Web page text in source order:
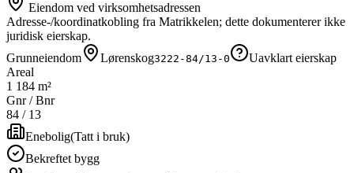
Eiendom ved virksomhetsadressen
Adresse-/koordinatkobling fra Matrikkelen; dette dokumenterer ikke
juridisk eierskap.
Grunneiendom
Lørenskog3222-84/13-0
Uavklart eierskap
Areal
1 184 m²
Gnr / Bnr
84 / 13
Enebolig(Tatt i bruk)
Bekreftet bygg